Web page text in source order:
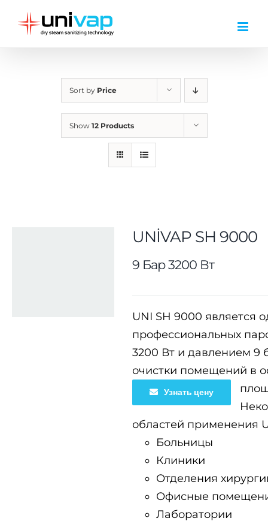
Sort by Price
Show 12 Products
UNİVAP SH 9000
9 Бар 3200 Вт
UNI SH 9000 является
профессиональных
3200 Вт и давлением 9
очистки помещений в
Узнать цену
областей применения
Больницы
Клиники
Отделения
Офисные
Лаборатории